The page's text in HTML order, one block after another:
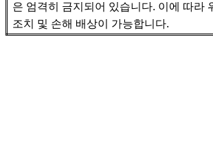
은 엄격히 금지되어 있습니다. 이에 따라
조치 및 손해 배상이 가능합니다.